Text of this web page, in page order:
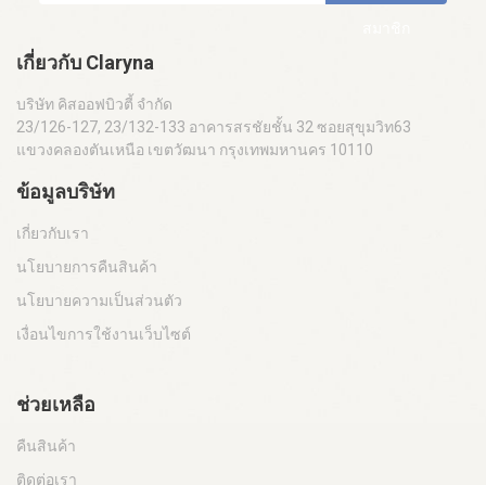
เกี่ยวกับ Claryna
บริษัท คิสออฟบิวตี้ จำกัด
23/126-127, 23/132-133 อาคารสรชัยชั้น 32 ซอยสุขุมวิท63
แขวงคลองตันเหนือ เขตวัฒนา กรุงเทพมหานคร 10110
ข้อมูลบริษัท
เกี่ยวกับเรา
นโยบายการคืนสินค้า
นโยบายความเป็นส่วนตัว
เงื่อนไขการใช้งานเว็บไซต์
ช่วยเหลือ
คืนสินค้า
ติดต่อเรา